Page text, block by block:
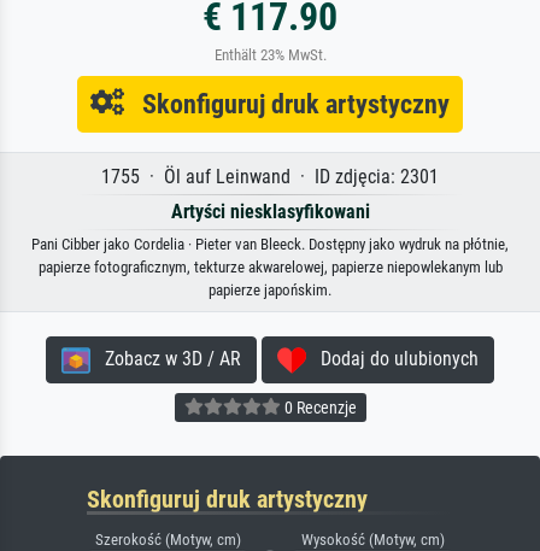
€ 117.90
Enthält 23% MwSt.
Skonfiguruj druk artystyczny
1755 · Öl auf Leinwand · ID zdjęcia: 2301
Artyści niesklasyfikowani
Pani Cibber jako Cordelia · Pieter van Bleeck. Dostępny jako wydruk na płótnie,
papierze fotograficznym, tekturze akwarelowej, papierze niepowlekanym lub
papierze japońskim.
Zobacz w 3D / AR Dodaj do ulubionych
0 Recenzje
Skonfiguruj druk artystyczny
Szerokość (Motyw, cm) Wysokość (Motyw, cm)